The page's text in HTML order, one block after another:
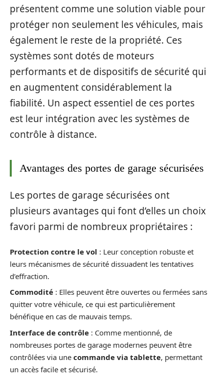
présentent comme une solution viable pour
protéger non seulement les véhicules, mais
également le reste de la propriété. Ces
systèmes sont dotés de moteurs
performants et de dispositifs de sécurité qui
en augmentent considérablement la
fiabilité. Un aspect essentiel de ces portes
est leur intégration avec les systèmes de
contrôle à distance.
Avantages des portes de garage sécurisées
Les portes de garage sécurisées ont
plusieurs avantages qui font d’elles un choix
favori parmi de nombreux propriétaires :
Protection contre le vol : Leur conception robuste et
leurs mécanismes de sécurité dissuadent les tentatives
d’effraction.
Commodité : Elles peuvent être ouvertes ou fermées sans
quitter votre véhicule, ce qui est particulièrement
bénéfique en cas de mauvais temps.
Interface de contrôle : Comme mentionné, de
nombreuses portes de garage modernes peuvent être
contrôlées via une commande via tablette, permettant
un accès facile et sécurisé.